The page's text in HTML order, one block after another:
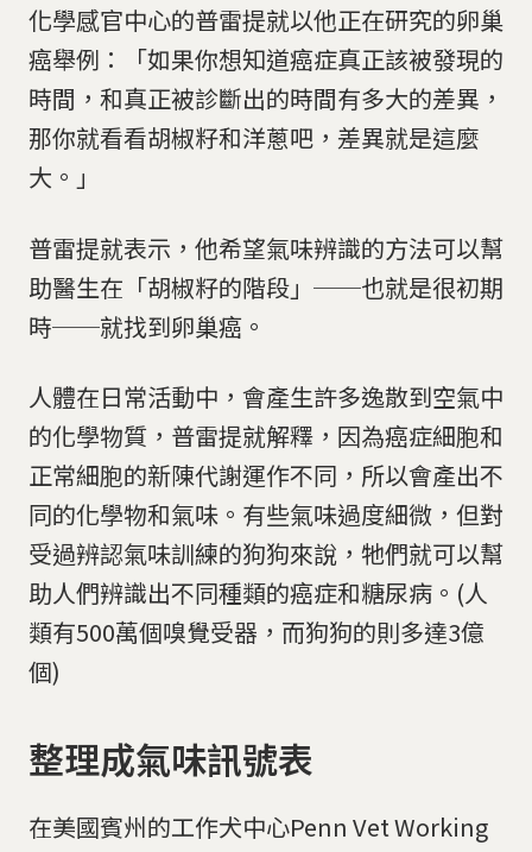
化學感官中心的普雷提就以他正在研究的卵巢
癌舉例：「如果你想知道癌症真正該被發現的
時間，和真正被診斷出的時間有多大的差異，
那你就看看胡椒籽和洋蔥吧，差異就是這麼
大。」
普雷提就表示，他希望氣味辨識的方法可以幫
助醫生在「胡椒籽的階段」──也就是很初期
時──就找到卵巢癌。
人體在日常活動中，會產生許多逸散到空氣中
的化學物質，普雷提就解釋，因為癌症細胞和
正常細胞的新陳代謝運作不同，所以會產出不
同的化學物和氣味。有些氣味過度細微，但對
受過辨認氣味訓練的狗狗來說，牠們就可以幫
助人們辨識出不同種類的癌症和糖尿病。(人
類有500萬個嗅覺受器，而狗狗的則多達3億
個)
整理成氣味訊號表
在美國賓州的工作犬中心Penn Vet Working